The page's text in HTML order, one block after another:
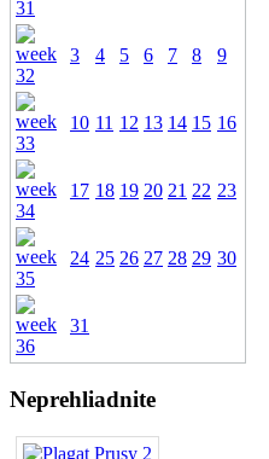
3 4 5 6 7 8 9
10 11 12 13 14 15 16
17 18 19 20 21 22 23
24 25 26 27 28 29 30
31
Neprehliadnite